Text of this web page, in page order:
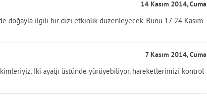
14 Kasım 2014, Cuma
doğayla ilgili bir dizi etkinlik düzenleyecek. Bunu 17-24 Kasım
7 Kasım 2014, Cuma
İki ayağı üstünde yürüyebiliyor, hareketlerimizi kontrol